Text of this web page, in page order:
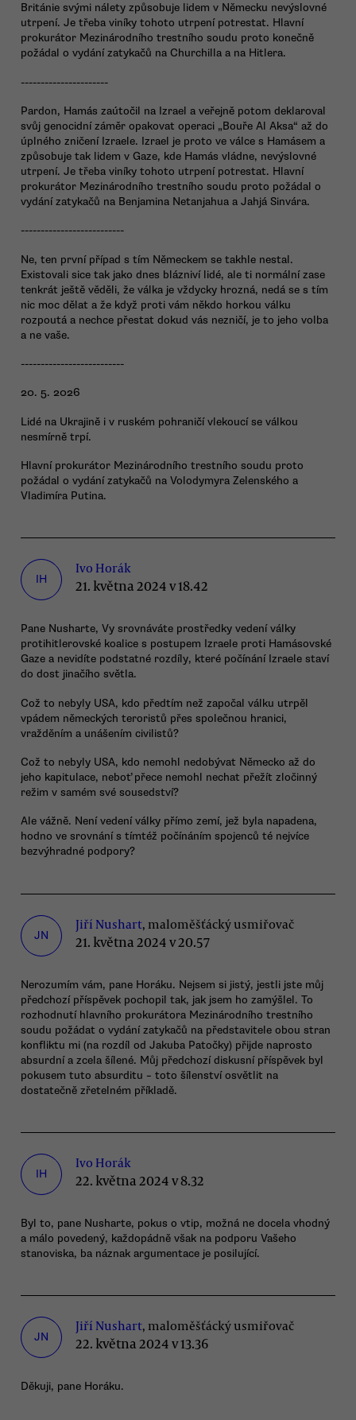
Británie svými nálety způsobuje lidem v Německu nevýslovné
utrpení. Je třeba viníky tohoto utrpení potrestat. Hlavní
prokurátor Mezinárodního trestního soudu proto konečně
požádal o vydání zatykačů na Churchilla a na Hitlera.
----------------------
Pardon, Hamás zaútočil na Izrael a veřejně potom deklaroval
svůj genocidní záměr opakovat operaci „Bouře Al Aksa“ až do
úplného zničení Izraele. Izrael je proto ve válce s Hamásem a
způsobuje tak lidem v Gaze, kde Hamás vládne, nevýslovné
utrpení. Je třeba viníky tohoto utrpení potrestat. Hlavní
prokurátor Mezinárodního trestního soudu proto požádal o
vydání zatykačů na Benjamina Netanjahua a Jahjá Sinvára.
--------------------------
Ne, ten první případ s tím Německem se takhle nestal.
Existovali sice tak jako dnes blázniví lidé, ale ti normální zase
tenkrát ještě věděli, že válka je vždycky hrozná, nedá se s tím
nic moc dělat a že když proti vám někdo horkou válku
rozpoutá a nechce přestat dokud vás nezničí, je to jeho volba
a ne vaše.
--------------------------
20. 5. 2026
Lidé na Ukrajině i v ruském pohraničí vlekoucí se válkou
nesmírně trpí.
Hlavní prokurátor Mezinárodního trestního soudu proto
požádal o vydání zatykačů na Volodymyra Zelenského a
Vladimíra Putina.
IH
Ivo Horák
21. května 2024 v 18.42
Pane Nusharte, Vy srovnáváte prostředky vedení války
protihitlerovské koalice s postupem Izraele proti Hamásovské
Gaze a nevidíte podstatné rozdíly, které počínání Izraele staví
do dost jinačího světla.
Což to nebyly USA, kdo předtím než započal válku utrpěl
vpádem německých teroristů přes společnou hranici,
vražděním a unášením civilistů?
Což to nebyly USA, kdo nemohl nedobývat Německo až do
jeho kapitulace, neboť přece nemohl nechat přežít zločinný
režim v samém své sousedství?
Ale vážně. Není vedení války přímo zemí, jež byla napadena,
hodno ve srovnání s tímtéž počínáním spojenců té nejvíce
bezvýhradné podpory?
JN
Jiří Nushart, maloměšťácký usmiřovač
21. května 2024 v 20.57
Nerozumím vám, pane Horáku. Nejsem si jistý, jestli jste můj
předchozí příspěvek pochopil tak, jak jsem ho zamýšlel. To
rozhodnutí hlavního prokurátora Mezinárodního trestního
soudu požádat o vydání zatykačů na představitele obou stran
konfliktu mi (na rozdíl od Jakuba Patočky) přijde naprosto
absurdní a zcela šílené. Můj předchozí diskusní příspěvek byl
pokusem tuto absurditu – toto šílenství osvětlit na
dostatečně zřetelném příkladě.
IH
Ivo Horák
22. května 2024 v 8.32
Byl to, pane Nusharte, pokus o vtip, možná ne docela vhodný
a málo povedený, každopádně však na podporu Vašeho
stanoviska, ba náznak argumentace je posilující.
JN
Jiří Nushart, maloměšťácký usmiřovač
22. května 2024 v 13.36
Děkuji, pane Horáku.